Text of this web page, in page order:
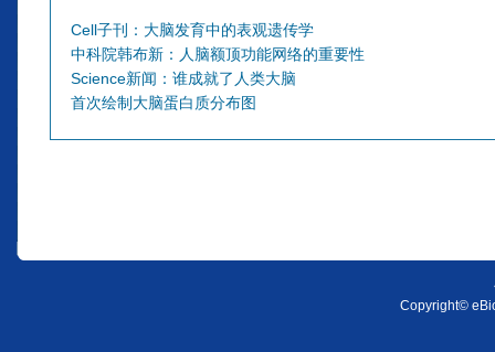
Cell子刊：大脑发育中的表观遗传学
中科院韩布新：人脑额顶功能网络的重要性
Science新闻：谁成就了人类大脑
首次绘制大脑蛋白质分布图
Copyright©